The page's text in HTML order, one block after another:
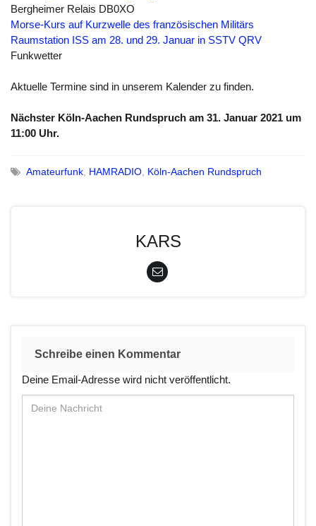
Bergheimer Relais DB0XO
Morse-Kurs auf Kurzwelle des französischen Militärs
Raumstation ISS am 28. und 29. Januar in SSTV QRV
Funkwetter
Aktuelle Termine sind in unserem Kalender zu finden.
Nächster Köln-Aachen Rundspruch am 31. Januar 2021 um
11:00 Uhr.
Amateurfunk HAMRADIO Köln-Aachen Rundspruch
KARS
Schreibe einen Kommentar
Deine Email-Adresse wird nicht veröffentlicht.